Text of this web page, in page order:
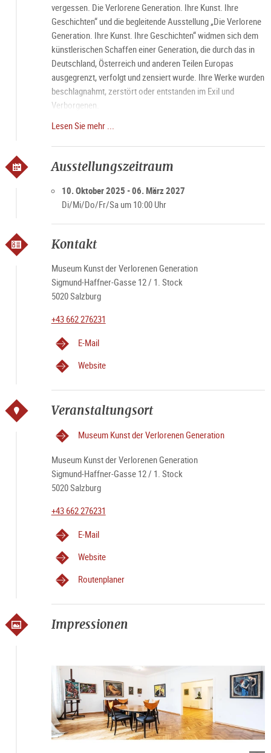
vergessen. Die Verlorene Generation. Ihre Kunst. Ihre
Geschichten“ und die begleitende Ausstellung „Die Verlorene
Generation. Ihre Kunst. Ihre Geschichten“ widmen sich dem
künstlerischen Schaffen einer Generation, die durch das in
Deutschland, Österreich und anderen Teilen Europas
ausgegrenzt, verfolgt und zensiert wurde. Ihre Werke wurden
beschlagnahmt, zerstört oder entstanden im Exil und
Verborgenen.
Voranmeldung.
Di - Sa 10 – 17 Uhr
Feiertags geschlossen
Lesen Sie mehr ...
Ausstellungszeitraum
10. Oktober 2025 - 06. März 2027
Di/Mi/Do/Fr/Sa um 10:00 Uhr
Kontakt
Museum Kunst der Verlorenen Generation
Sigmund-Haffner-Gasse 12 / 1. Stock
5020 Salzburg
+43 662 276231
E-Mail
Website
Veranstaltungsort
Museum Kunst der Verlorenen Generation
Museum Kunst der Verlorenen Generation
Sigmund-Haffner-Gasse 12 / 1. Stock
5020 Salzburg
+43 662 276231
E-Mail
Website
Routenplaner
Impressionen